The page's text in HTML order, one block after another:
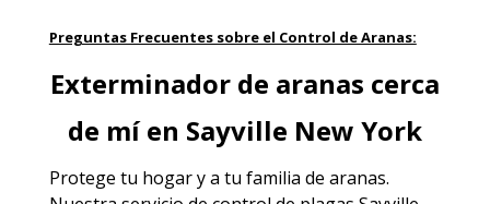
Preguntas Frecuentes sobre el Control de Aranas:
Exterminador de aranas cerca
de mí en Sayville New York
Protege tu hogar y a tu familia de aranas.